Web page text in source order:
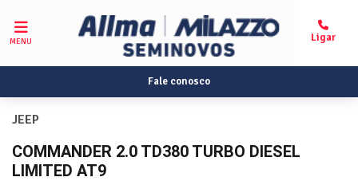
MENU
Fale conosco
JEEP
COMMANDER 2.0 TD380 TURBO DIESEL
LIMITED AT9